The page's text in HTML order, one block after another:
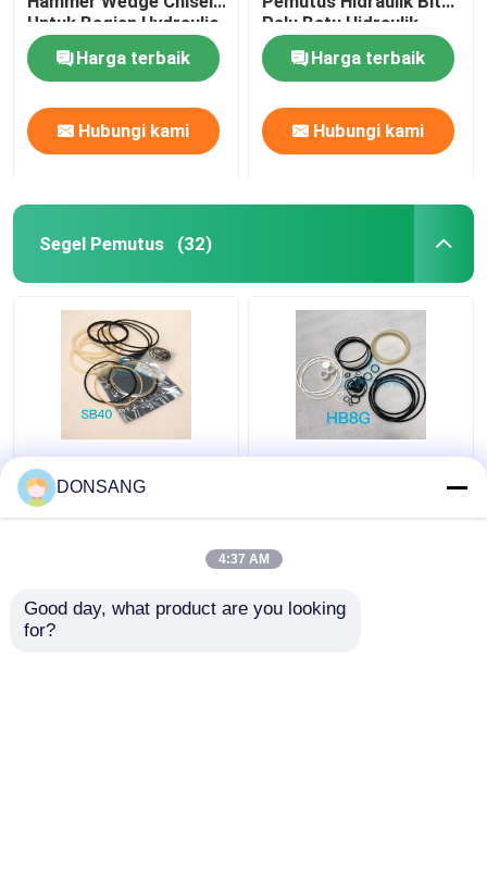
Untuk Bagian Hydraulic
Breaker DS8C
Harga terbaik
Hubungi kami
Palu Batu Hidraulik
DS86
Harga terbaik
Hubungi kami
Segel Pemutus (32)
Kit Segel Pemutus
Hidraulik Biru Kuning
SB40 Kit Segel
HB8G Jack Hammer
DONSANG
4:37 AM
Good day, what product are you looking
for?